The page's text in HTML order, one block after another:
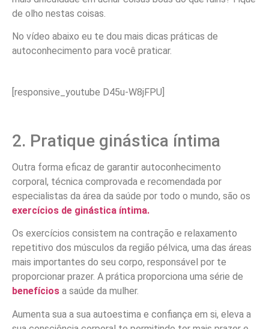
de olho nestas coisas.
No vídeo abaixo eu te dou mais dicas práticas de
autoconhecimento para você praticar.
[responsive_youtube D45u-W8jFPU]
2. Pratique ginástica íntima
Outra forma eficaz de garantir autoconhecimento
corporal, técnica comprovada e recomendada por
especialistas da área da saúde por todo o mundo, são os
exercícios de ginástica íntima.
Os exercícios consistem na contração e relaxamento
repetitivo dos músculos da região pélvica, uma das áreas
mais importantes do seu corpo, responsável por te
proporcionar prazer. A prática proporciona uma série de
benefícios a saúde da mulher.
Aumenta sua a sua autoestima e confiança em si, eleva a